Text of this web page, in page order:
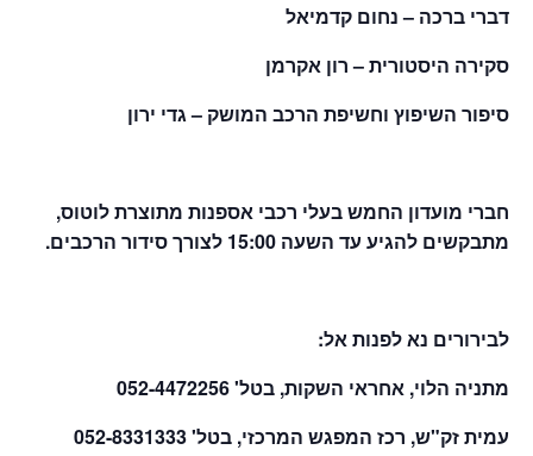
דברי ברכה – נחום קדמיאל
סקירה היסטורית – רון אקרמן
סיפור השיפוץ וחשיפת הרכב המושק – גדי ירון
חברי מועדון החמש בעלי רכבי אספנות מתוצרת לוטוס,
מתבקשים להגיע עד השעה 15:00 לצורך סידור הרכבים.
לבירורים נא לפנות אל:
מתניה הלוי, אחראי השקות, בטל' 052-4472256
עמית זק"ש, רכז המפגש המרכזי, בטל' 052-8331333